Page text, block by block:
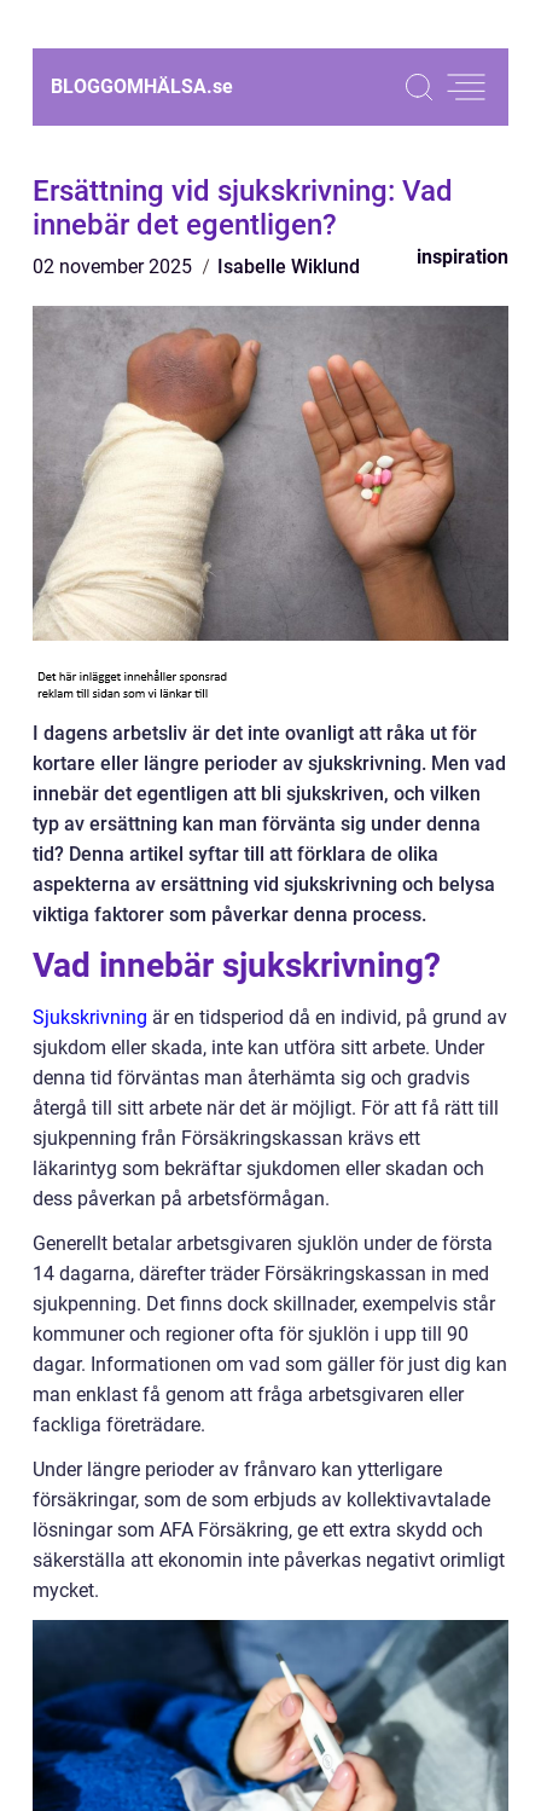
BLOGGOMHÄLSA.se
Ersättning vid sjukskrivning: Vad
innebär det egentligen?
02 november 2025 Isabelle Wiklund inspiration
I dagens arbetsliv är det inte ovanligt att råka ut för
kortare eller längre perioder av sjukskrivning. Men vad
innebär det egentligen att bli sjukskriven, och vilken
typ av ersättning kan man förvänta sig under denna
tid? Denna artikel syftar till att förklara de olika
aspekterna av ersättning vid sjukskrivning och belysa
viktiga faktorer som påverkar denna process.
Vad innebär sjukskrivning?
Sjukskrivning är en tidsperiod då en individ, på grund av
sjukdom eller skada, inte kan utföra sitt arbete. Under
denna tid förväntas man återhämta sig och gradvis
återgå till sitt arbete när det är möjligt. För att få rätt till
sjukpenning från Försäkringskassan krävs ett
läkarintyg som bekräftar sjukdomen eller skadan och
dess påverkan på arbetsförmågan.
Generellt betalar arbetsgivaren sjuklön under de första
14 dagarna, därefter träder Försäkringskassan in med
sjukpenning. Det finns dock skillnader, exempelvis står
kommuner och regioner ofta för sjuklön i upp till 90
dagar. Informationen om vad som gäller för just dig kan
man enklast få genom att fråga arbetsgivaren eller
fackliga företrädare.
Under längre perioder av frånvaro kan ytterligare
försäkringar, som de som erbjuds av kollektivavtalade
lösningar som AFA Försäkring, ge ett extra skydd och
säkerställa att ekonomin inte påverkas negativt orimligt
mycket.